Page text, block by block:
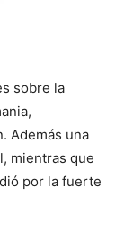
sobre la
Además una
mientras que
por la fuerte